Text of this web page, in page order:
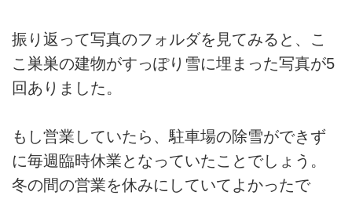
振り返って写真のフォルダを見てみると、こ
こ巣巣の建物がすっぽり雪に埋まった写真が5
回ありました。
もし営業していたら、駐車場の除雪ができず
に毎週臨時休業となっていたことでしょう。
冬の間の営業を休みにしていてよかったで